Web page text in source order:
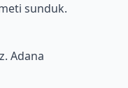
sunduk.
Adana